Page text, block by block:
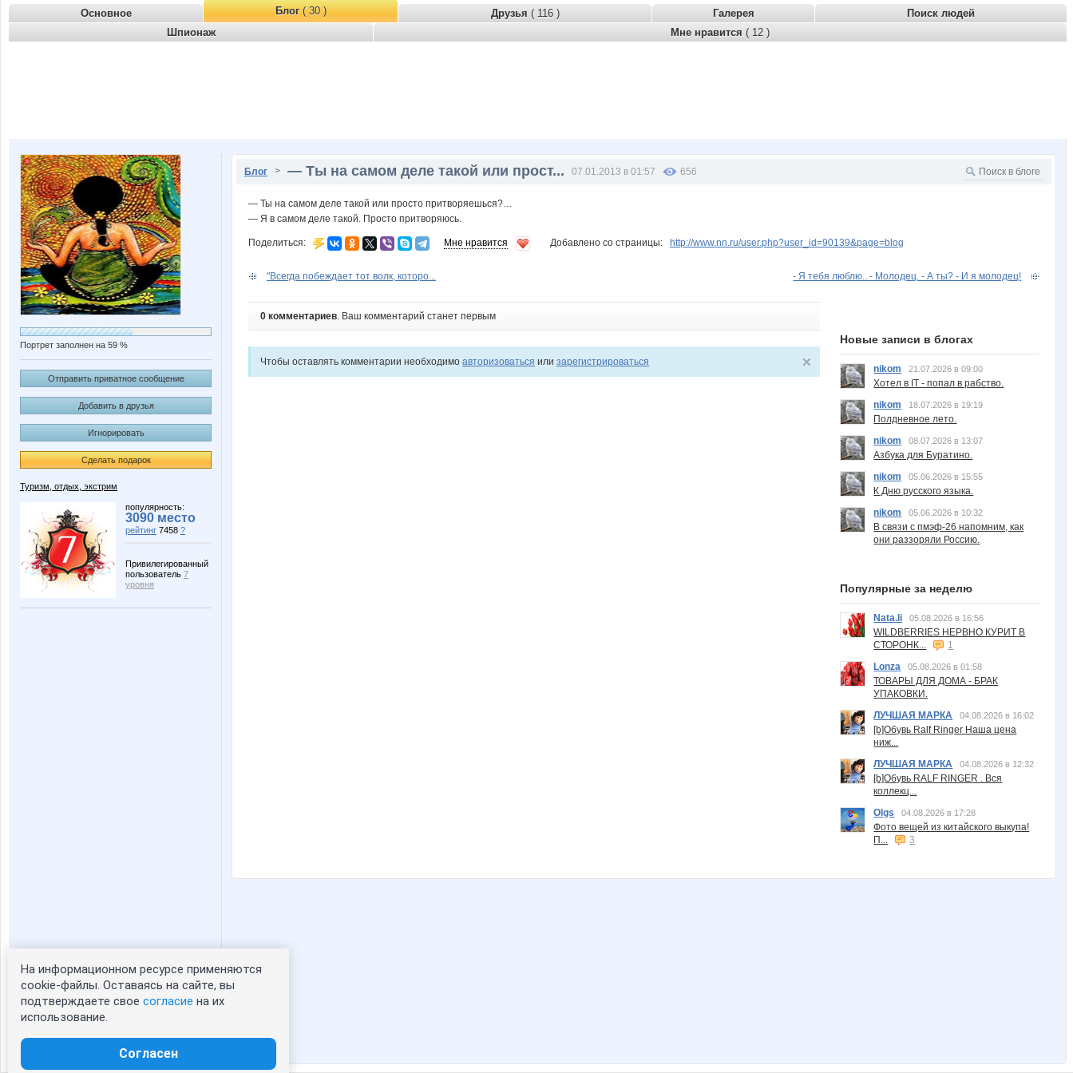
Основное Блог( 30 ) Друзья ( 116 ) Галерея
Поиск людей
Шпионаж
Мне нравится ( 12 )
Портрет заполнен на 59 %
Отправить приватное сообщение
Добавить в друзья
Игнорировать
Сделать подарок
Туризм, отдых, экстрим
популярность:
3090 место
рейтинг 7458 ?
Привилегированный
пользователь 7
уровня
Статистика портрета:
сейчас просматривают портрет - 0
зарегистрированные пользователи
Блог > — Ты на самом деле такой или прост... 07.01.2013 в 01:57 656
— Ты на самом деле такой или просто притворяешься?…
— Я в самом деле такой. Просто притворяюсь.
Поделиться: Мне нравится Добавлено со страницы: http://www.nn.ru/user.php?user_id=90139&page=blog
"Всегда побеждает тот волк, которо... - Я тебя люблю.. - Молодец. - А ты? - И я молодец!
0 комментариев. Ваш комментарий станет первым
Чтобы оставлять комментарии необходимо авторизоваться или зарегистрироваться
Новые записи в блогах
nikom 21.07.2026 в 09:00
Хотел в IT - попал в рабство.
nikom
18.07.2026 в 19:19
Полдневное лето.
nikom
08.07.2026 в 13:07
Азбука для Буратино.
nikom
05.06.2026 в 15:55
К Дню русского языка.
nikom
05.06.2026 в 10:32
В связи с пмэф-26 напомним, как
они раззоряли Россию.
Популярные за неделю
Nata.li 05.08.2026 в 16:56
WILDBERRIES НЕРВНО КУРИТ В
СТОРОНК...
1
Lonza
05.08.2026 в 01:58
ТОВАРЫ ДЛЯ ДОМА - БРАК
УПАКОВКИ.
ЛУЧШАЯ МАРКА
04.08.2026 в 16:02
[b]Обувь Ralf Ringer Наша цена
ниж...
ЛУЧШАЯ МАРКА
04.08.2026 в 12:32
[b]Обувь RALF RINGER . Вся
коллекц...
Olgs
04.08.2026 в 17:28
Фото вещей из китайского выкупа!
П...
3
На информационном ресурсе применяются
cookie-файлы. Оставаясь на сайте, вы
подтверждаете свое согласие на их
использование.
Согласен